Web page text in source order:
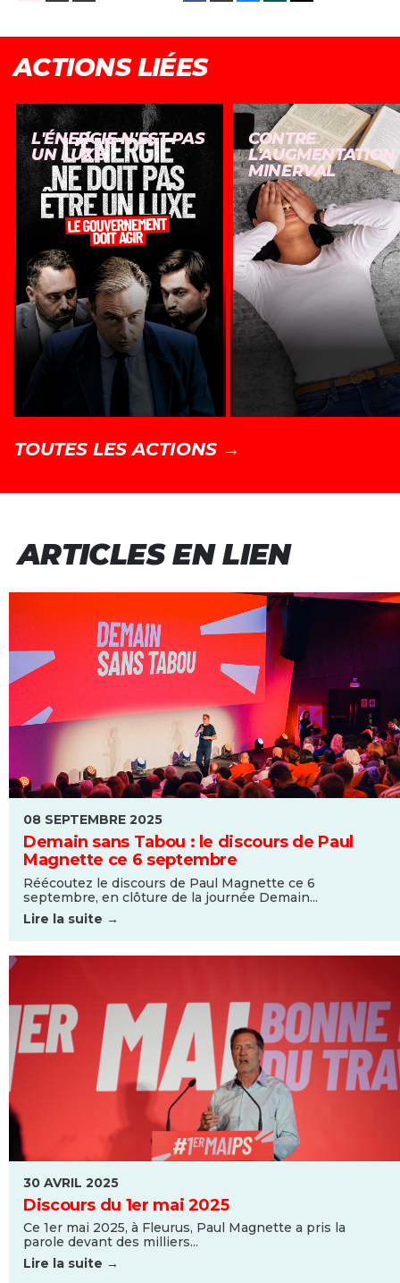
ACTIONS LIÉES
L'ÉNERGIE N'EST PAS
UN LUXE
CONTRE
L'AUGMENTATION
MINERVAL
TOUTES LES ACTIONS →
ARTICLES EN LIEN
08 SEPTEMBRE 2025
Demain sans Tabou : le discours de Paul
Magnette ce 6 septembre
Réécoutez le discours de Paul Magnette ce 6
septembre, en clôture de la journée Demain...
Lire la suite →
30 AVRIL 2025
Discours du 1er mai 2025
Ce 1er mai 2025, à Fleurus, Paul Magnette a pris la
parole devant des milliers...
Lire la suite →